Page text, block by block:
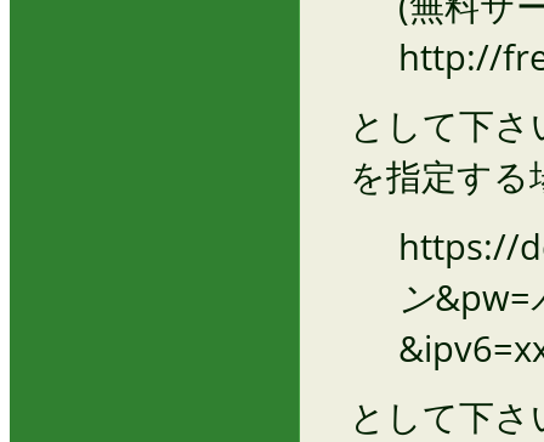
http://
として下
を指定する
https://
ン&pw=
として下さ